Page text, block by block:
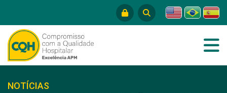
NOTÍCIAS